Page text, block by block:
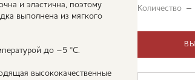
и эластична, поэтому
выполнена из мягкого
до –5 °С.
высококачественные
Количество